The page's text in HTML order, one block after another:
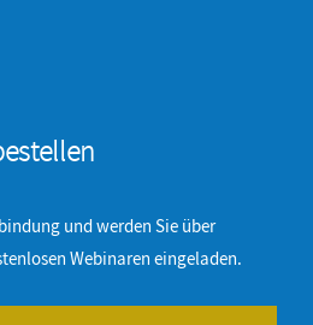
und werden Sie über
Webinaren eingeladen.